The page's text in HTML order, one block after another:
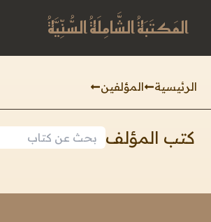
المَكتَبَةُ الشَّامِلَةُ السُّنِّيَّةُ
الرئيسية المؤلفين
كتب المؤلف